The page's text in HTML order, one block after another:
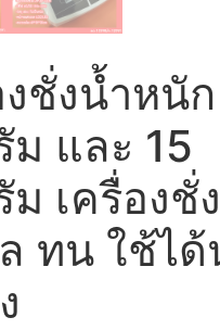
งชั่งน้ำหนั
ม และ 15
ม เครื่องชั่ง
ทน ใช้ไ